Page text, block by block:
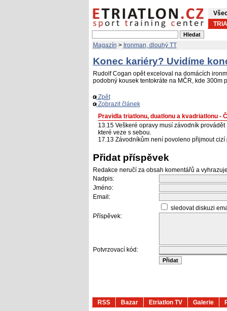
Magazín > Ironman, dlouhý TT
Konec kariéry? Uvidíme
Rudolf Cogan opět exceloval na domácích
podobný kousek tentokráte na MČR, kde 300m
Zpět
Zobrazit článek
Pravidla triatlonu, duatlonu a kvadriatlonu -
13.15 Veškeré opravy musí závodník
které veze s sebou.
17.13 Závodníkům není povoleno přijmout cizí
Přidat příspěvek
Redakce neručí za obsah komentářů a
Nadpis:
Jméno:
Email:
sledovat diskuzi
Příspěvek:
Potvrzovací kód:
RSS Bazar Etriatlon TV Galerie